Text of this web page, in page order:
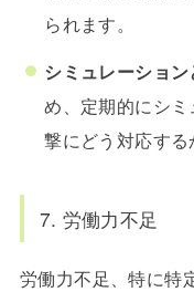
られます。
シミュレーショ
め、定期的にシ
撃にどう対応する
7. 労働力不足
労働力不足、特に特